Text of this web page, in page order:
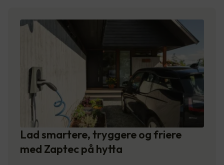
Lad smartere, tryggere og friere
med Zaptec på hytta